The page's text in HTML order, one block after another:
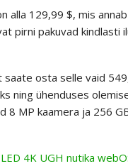
alla 129,99 $, mis
pirni pakuvad kindlasti
osta selle vaid
ning ühenduses
8 MP kaamera ja 256
4K UGH nutika